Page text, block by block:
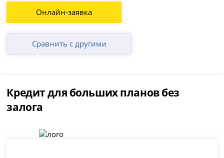
Онлайн-заявка
Сравнить с другими
Кредит для больших планов без
залога